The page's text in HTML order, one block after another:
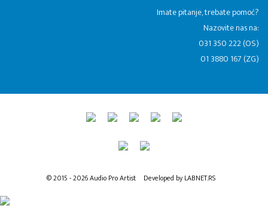
​Imate pitanje, trebate pomoć?
Nazovite nas na:
031 350 222 (OS)
01 3880 167 (ZG)
© 2015 - 2026 Audio Pro Artist Developed by LABNET.RS